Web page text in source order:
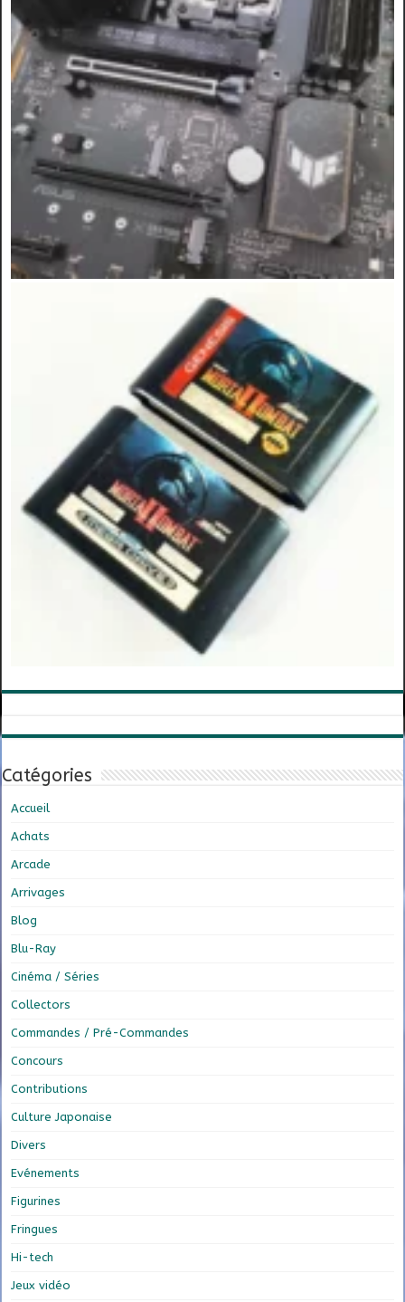
Catégories
Accueil
Achats
Arcade
Arrivages
Blog
Blu-Ray
Cinéma / Séries
Collectors
Commandes / Pré-Commandes
Concours
Contributions
Culture Japonaise
Divers
Evénements
Figurines
Fringues
Hi-tech
Jeux vidéo